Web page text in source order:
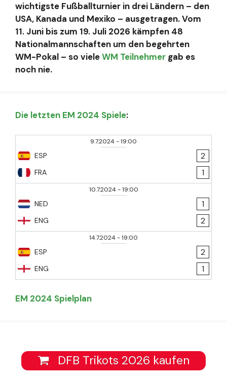
wichtigste Fußballturnier in drei Ländern – den
USA, Kanada und Mexiko – ausgetragen. Vom
11. Juni bis zum 19. Juli 2026 kämpfen 48
Nationalmannschaften um den begehrten
WM-Pokal – so vieleWM Teilnehmer gab es
noch nie.
Die letzten EM 2024 Spiele:
9.7.2024-19:00
ESP
FRA
2
1
10.7.2024-19:00
NED
ENG
1
2
14.7.2024-19:00
ESP
ENG
2
1
EM 2024 Spielplan
DFB Trikots 2026 kaufen